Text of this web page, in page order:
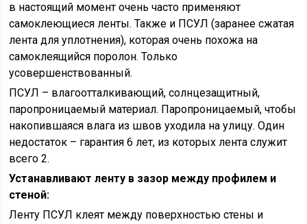
в настоящий момент очень часто применяют
самоклеющиеся ленты. Также и ПСУЛ (заранее сжатая
лента для уплотнения), которая очень похожа на
самоклеящийся поролон. Только
усовершенствованный.
ПСУЛ – влагоотталкивающий, солнцезащитный,
паропроницаемый материал. Паропроницаемый, чтобы
накопившаяся влага из швов уходила на улицу. Один
недостаток – гарантия 6 лет, из которых лента служит
всего 2.
Устанавливают ленту в зазор между профилем и
стеной:
Ленту ПСУЛ клеят между поверхностью стены и